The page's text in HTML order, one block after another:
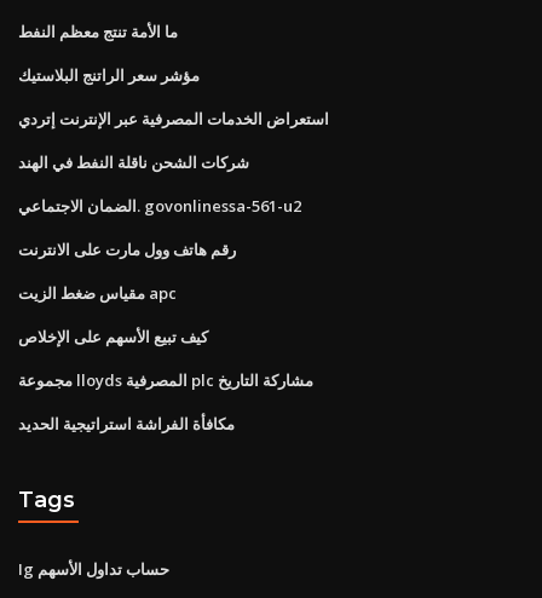
ما الأمة تنتج معظم النفط
مؤشر سعر الراتنج البلاستيك
استعراض الخدمات المصرفية عبر الإنترنت إتردي
شركات الشحن ناقلة النفط في الهند
الضمان الاجتماعي. govonlinessa-561-u2
رقم هاتف وول مارت على الانترنت
مقياس ضغط الزيت apc
كيف تبيع الأسهم على الإخلاص
مجموعة lloyds المصرفية plc مشاركة التاريخ
مكافأة الفراشة استراتيجية الحديد
Tags
Ig حساب تداول الأسهم